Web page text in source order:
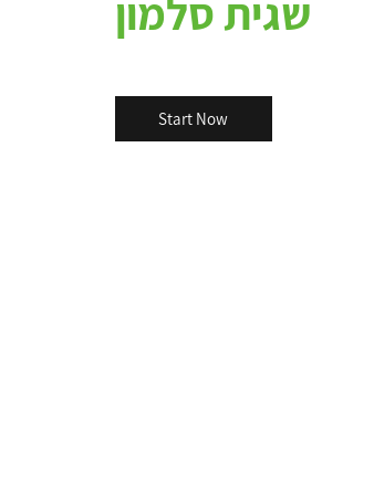
שגית סלמון
Start Now